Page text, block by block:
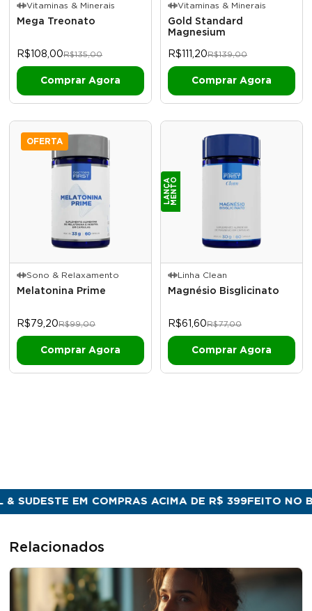
Vitaminas & Minerais
Mega Treonato
R$108,00R$135,00
Vitaminas & Minerais
Gold Standard
Magnesium
R$111,20R$139,00
OFERTA
Sono & Relaxamento
Melatonina Prime
R$79,20R$99,00
L
A
N
Ç
A
M
E
N
TO
Linha Clean
Magnésio Bisglicinato
R$61,60R$77,00
EM COMPRAS ACIMA DE R$ 399 FEITO NO
Relacionados